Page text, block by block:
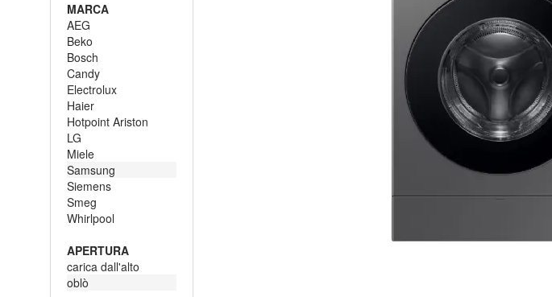
MARCA
AEG
Beko
Bosch
Candy
Electrolux
Haier
Hotpoint Ariston
LG
Miele
Samsung
Siemens
Smeg
Whirlpool
APERTURA
carica dall'alto
oblò